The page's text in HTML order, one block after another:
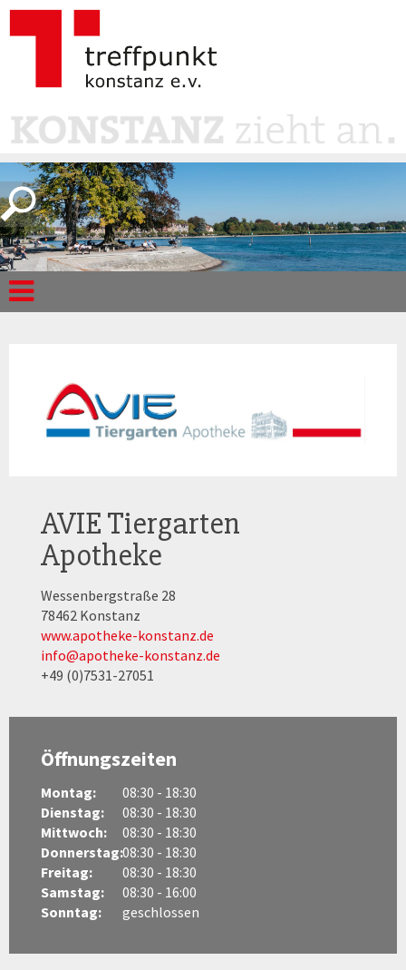
AVIE Tiergarten
Apotheke
Wessenbergstraße 28
78462 Konstanz
www.apotheke-konstanz.de
info@apotheke-konstanz.de
+49 (0)7531-27051
Öffnungszeiten
Montag:
08:30 - 18:30
Dienstag:
08:30 - 18:30
Mittwoch:
08:30 - 18:30
Donnerstag:08:30 - 18:30
Freitag:
08:30 - 18:30
Samstag:
08:30 - 16:00
Sonntag:
geschlossen